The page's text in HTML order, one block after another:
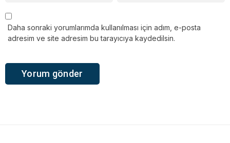
Daha sonraki yorumlarımda kullanılması için adım, e-posta
adresim ve site adresim bu tarayıcıya kaydedilsin.